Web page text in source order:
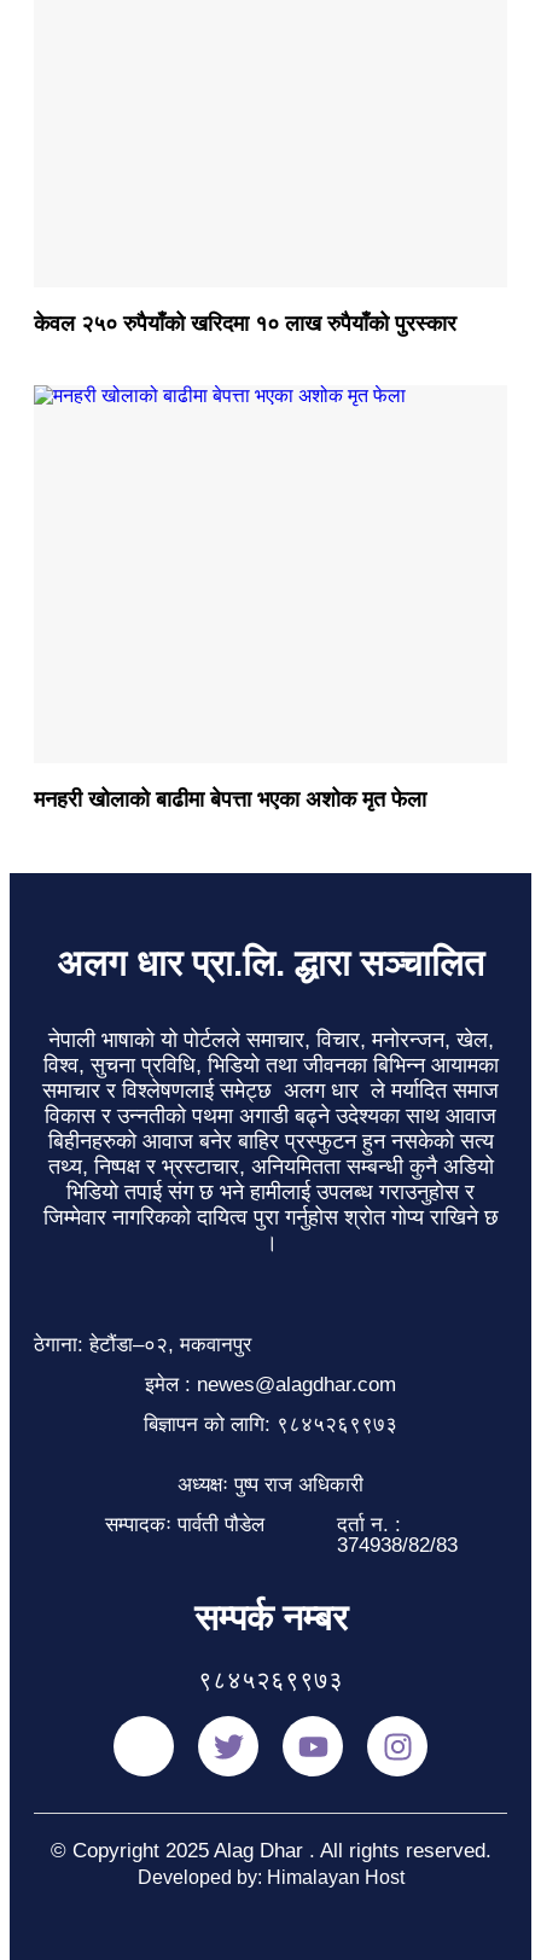
केवल २५० रुपैयाँको खरिदमा १० लाख रुपैयाँको पुरस्कार
मनहरी खोलाको बाढीमा बेपत्ता भएका अशोक मृत फेला
अलग धार प्रा.लि. द्धारा सञ्चालित
नेपाली भाषाको यो पोर्टलले समाचार, विचार, मनोरन्जन, खेल,
विश्व, सुचना प्रविधि, भिडियो तथा जीवनका बिभिन्न आयामका
समाचार र विश्लेषणलाई समेट्छ अलग धार ले मर्यादित समाज
विकास र उन्नतीको पथमा अगाडी बढ्ने उदेश्यका साथ आवाज
बिहीनहरुको आवाज बनेर बाहिर प्रस्फुटन हुन नसकेको सत्य
तथ्य, निष्पक्ष र भ्रस्टाचार, अनियमितता सम्बन्धी कुनै अडियो
भिडियो तपाई संग छ भने हामीलाई उपलब्ध गराउनुहोस र
जिम्मेवार नागरिकको दायित्व पुरा गर्नुहोस श्रोत गोप्य राखिने छ
।
ठेगाना: हेटौंडा–०२, मकवानपुर
इमेल : newes@alagdhar.com
बिज्ञापन को लागि: ९८४५२६९९७३
अध्यक्षः पुष्प राज अधिकारी
सम्पादकः पार्वती पौडेल
दर्ता न. :
374938/82/83
सम्पर्क नम्बर
९८४५२६९९७३
© Copyright 2025 Alag Dhar . All rights reserved.
Developed by: Himalayan Host